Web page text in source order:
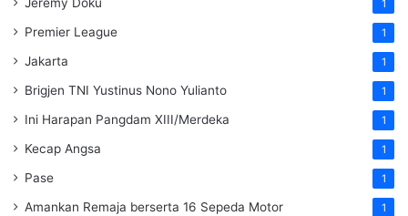
Jeremy Doku 1
Premier League 1
Jakarta 1
Brigjen TNI Yustinus Nono Yulianto 1
Ini Harapan Pangdam XIII/Merdeka 1
Kecap Angsa 1
Pase 1
Amankan Remaja berserta 16 Sepeda Motor 1